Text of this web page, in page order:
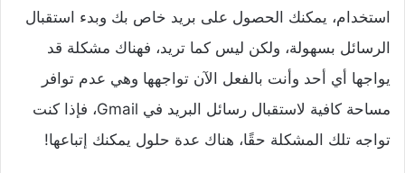
استخدام، يمكنك الحصول على بريد خاص بك وبدء استقبال
الرسائل بسهولة، ولكن ليس كما تريد، فهناك مشكلة قد
يواجها أي أحد وأنت بالفعل الآن تواجهها وهي عدم توافر
مساحة كافية لاستقبال رسائل البريد في Gmail، فإذا كنت
تواجه تلك المشكلة حقًا، هناك عدة حلول يمكنك إتباعها!